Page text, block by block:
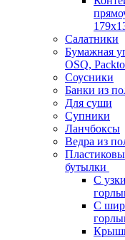
Салатники
Бумажная
OSQ,
Соусники
Банки из
Для суши
Супники
Ланчбоксы
Ведра из
бутылки
С
С